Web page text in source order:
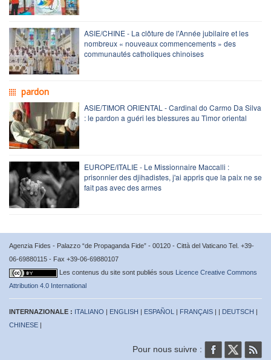
ASIE/CHINE - La clôture de l'Année jubilaire et les
nombreux « nouveaux commencements » des
communautés catholiques chinoises
pardon
ASIE/TIMOR ORIENTAL - Cardinal do Carmo Da Silva
: le pardon a guéri les blessures au Timor oriental
EUROPE/ITALIE - Le Missionnaire Maccalli :
prisonnier des djihadistes, j'ai appris que la paix ne se
fait pas avec des armes
Agenzia Fides - Palazzo “de Propaganda Fide” - 00120 - Città del Vaticano Tel. +39-
06-69880115 - Fax +39-06-69880107
Les contenus du site sont publiés sous Licence Creative Commons
Attribution 4.0 International
INTERNAZIONALE : ITALIANO | ENGLISH | ESPAÑOL | FRANÇAIS | | DEUTSCH |
CHINESE |
Pour nous suivre :